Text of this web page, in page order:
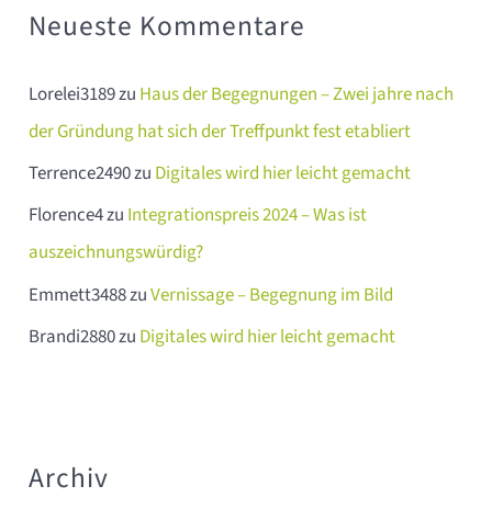
Neueste Kommentare
Lorelei3189zu Haus der Begegnungen – Zwei jahre nach
der Gründung hat sich der Treffpunkt fest etabliert
Terrence2490zu Digitales wird hier leicht gemacht
Florence4zu Integrationspreis 2024 – Was ist
auszeichnungswürdig?
Emmett3488zuVernissage – Begegnung im Bild
Brandi2880zu Digitales wird hier leicht gemacht
Archiv